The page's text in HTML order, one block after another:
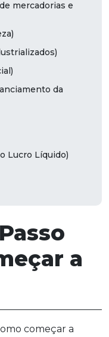
a
começar a
mercadorias e
da
Lucro Líquido)